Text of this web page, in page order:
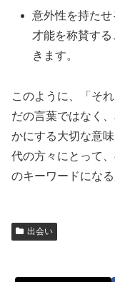
意外性を持た
才能を称賛す
きます。
このように、「そ
だの言葉ではなく
かにする大切な意
代の方々にとって
のキーワードになる
出会い